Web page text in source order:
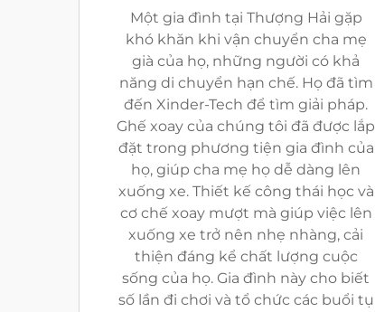
Một gia đình tại Thượng Hải gặp
khó khăn khi vận chuyển cha mẹ
già của họ, những người có khả
năng di chuyển hạn chế. Họ đã tìm
đến Xinder-Tech để tìm giải pháp.
Ghế xoay của chúng tôi đã được lắp
đặt trong phương tiện gia đình của
họ, giúp cha mẹ họ dễ dàng lên
xuống xe. Thiết kế công thái học và
cơ chế xoay mượt mà giúp việc lên
xuống xe trở nên nhẹ nhàng, cải
thiện đáng kể chất lượng cuộc
sống của họ. Gia đình này cho biết
số lần đi chơi và tổ chức các buổi tụ